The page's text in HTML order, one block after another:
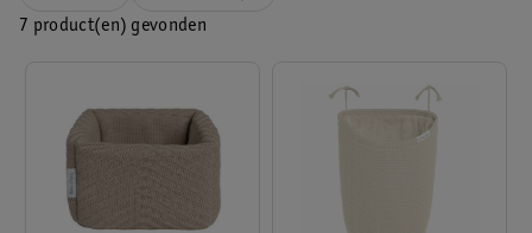
7 product(en) gevonden